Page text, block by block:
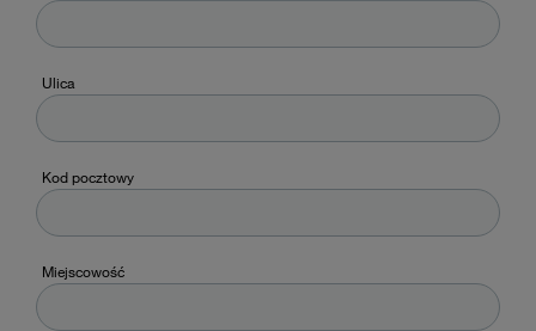
Ulica
Kod pocztowy
Miejscowość